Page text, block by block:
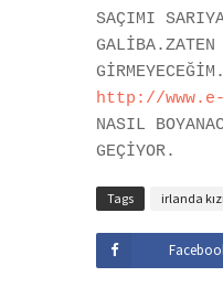
SAÇIMI SARIYA
http://
NASIL
GEÇİYOR.
Tags irlanda